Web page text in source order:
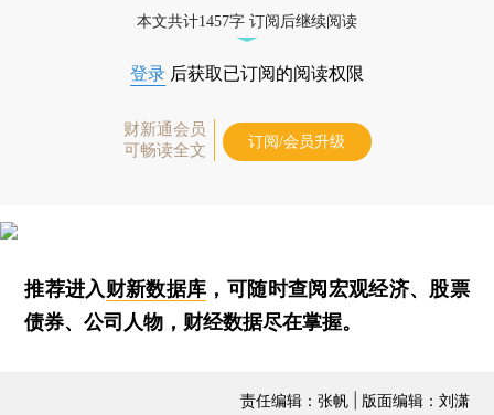
本文共计1457字 订阅后继续阅读
登录 后获取已订阅的阅读权限
财新通会员
可畅读全文
订阅/会员升级
推荐进入财新数据库 ，可随时查阅宏观经济、股票
债券、公司人物，财经数据尽在掌握。
责任编辑：张帆 | 版面编辑：刘潇